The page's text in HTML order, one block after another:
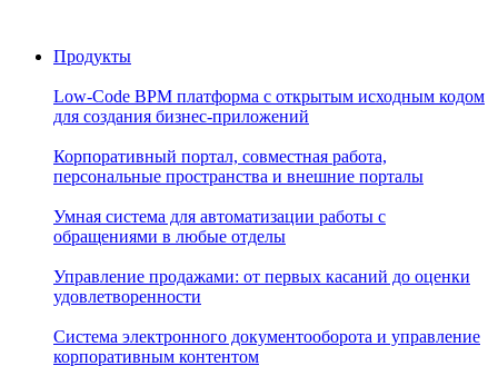
Продукты
Low-Code BPM платформа с открытым исходным кодом
для создания бизнес-приложений
Корпоративный портал, совместная работа,
персональные пространства и внешние порталы
Умная система для автоматизации работы с
обращениями в любые отделы
Управление продажами: от первых касаний до оценки
удовлетворенности
Система электронного документооборота и управление
корпоративным контентом